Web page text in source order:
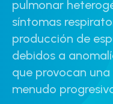
pulmonar
síntomas
producción de
debidos a
que provocan
menudo